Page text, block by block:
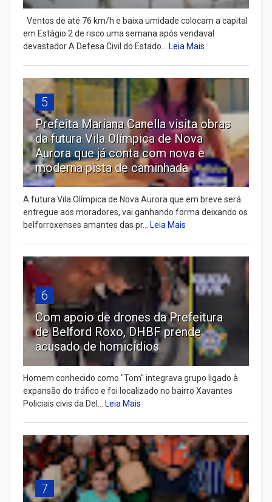
Ventos de até 76 km/h e baixa umidade colocam a capital
em Estágio 2 de risco uma semana após vendaval
devastador A Defesa Civil do Estado...
Leia Mais
5
Prefeita Mariana Canella visita obras
da futura Vila Olímpica de Nova
Aurora que já conta com nova e
moderna pista de caminhada
A futura Vila Olímpica de Nova Aurora que em breve será
entregue aos moradores, vai ganhando forma deixando os
belforroxenses amantes das pr...
Leia Mais
6
Com apoio de drones da Prefeitura
de Belford Roxo, DHBF prende
acusado de homicídios
Homem conhecido como "Tom" integrava grupo ligado à
expansão do tráfico e foi localizado no bairro Xavantes
Policiais civis da Del...
Leia Mais
7